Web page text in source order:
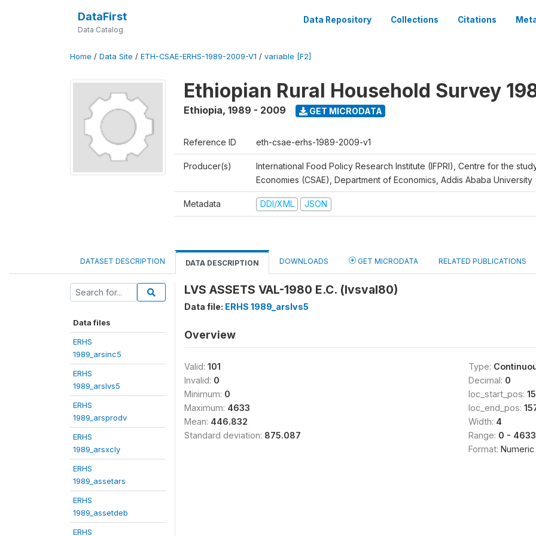
DataFirst
Data Catalog
Data Repository Collections Citations
Home / Data Site / ETH-CSAE-ERHS-1989-2009-V1 / variable [F2]
Ethiopian Rural Household Survey
Ethiopia, 1989 - 2009 GET MICRODATA
Reference ID eth-csae-erhs-1989-2009-v1
Producer(s)
International Food Policy Research Institute (IFPRI), Centre for the
Economies (CSAE), Department of Economics, Addis Ababa University
Metadata DDI/XML JSON
DATASET DESCRIPTION DATA DESCRIPTION DOWNLOADS GET MICRODATA RELATED PUBLICATIONS
Data files
ERHS
1989_arsinc5
ERHS
1989_arslvs5
ERHS
1989_arsprodv
ERHS
1989_arsxcly
ERHS
1989_assetars
ERHS
1989_assetdeb
ERHS
LVS ASSETS VAL-1980 E.C. (lvsval80)
Data file: ERHS 1989_arslvs5
Overview
Valid: 101
Invalid: 0
Minimum: 0
Maximum: 4633
Mean: 446.832
Standard deviation: 875.087
Type:
Decimal: 0
loc_start_pos:
loc_end_pos:
Width: 4
Range: 0 - 4633
Format: Numeric